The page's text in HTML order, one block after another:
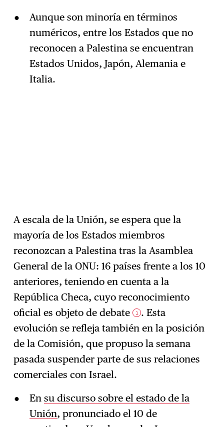
Aunque son minoría en términos
numéricos, entre los Estados que no
reconocen a Palestina se encuentran
Estados Unidos, Japón, Alemania e
Italia.
A escala de la Unión, se espera que la
mayoría de los Estados miembros
reconozcan a Palestina tras la Asamblea
General de la ONU: 16 países frente a los 10
anteriores, teniendo en cuenta a la
República Checa, cuyo reconocimiento
oficial es objeto de debate 1 . Esta
evolución se refleja también en la posición
de la Comisión, que propuso la semana
pasada suspender parte de sus relaciones
comerciales con Israel.
En su discurso sobre el estado de la
Unión, pronunciado el 10 de